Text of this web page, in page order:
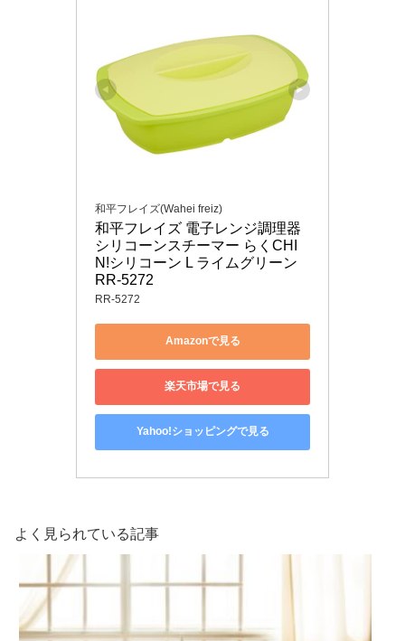
和平フレイズ(Wahei freiz)
和平フレイズ 電子レンジ調理器
シリコーンスチーマー らくCHI
N!シリコーン L ライムグリーン
RR-5272
RR-5272
Amazonで見る
楽天市場で見る
Yahoo!ショッピングで見る
よく見られている記事